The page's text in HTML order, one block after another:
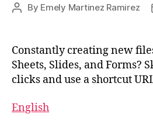
By Emely Martinez Ramirez
Constantly creating new
Sheets, Slides, and Forms?
clicks and use a shortcut
English